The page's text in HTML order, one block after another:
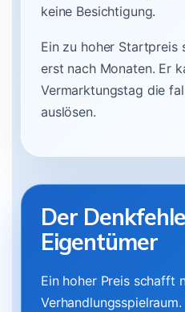
keine Besichtigung.
Ein zu hoher Startpreis
erst nach Monaten. Er
Vermarktungstag die
auslösen.
Der
Eigentümer
Ein hoher Preis schafft